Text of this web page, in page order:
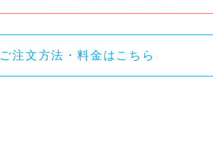
ご注文方法・料金はこちら